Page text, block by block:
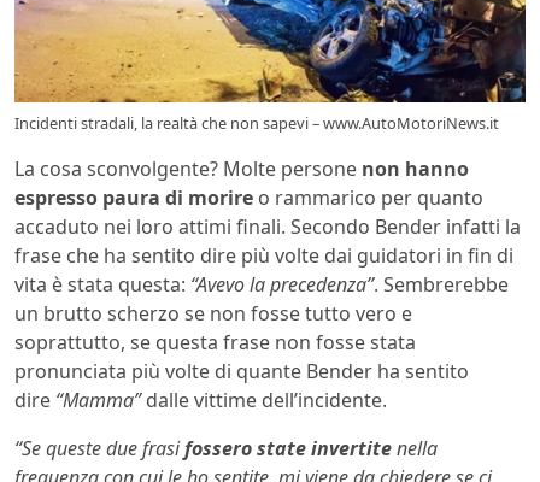
Incidenti stradali, la realtà che non sapevi – www.AutoMotoriNews.it
La cosa sconvolgente? Molte persone non hanno
espresso paura di morire o rammarico per quanto
accaduto nei loro attimi finali. Secondo Bender infatti la
frase che ha sentito dire più volte dai guidatori in fin di
vita è stata questa: “Avevo la precedenza”. Sembrerebbe
un brutto scherzo se non fosse tutto vero e
soprattutto, se questa frase non fosse stata
pronunciata più volte di quante Bender ha sentito
dire “Mamma”dalle vittime dell’incidente.
“Se queste due frasifossero state invertitenella